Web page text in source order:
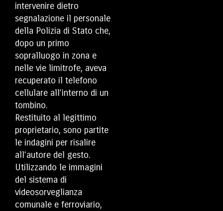
intervenire dietro
segnalazione il personale
della Polizia di Stato che,
dopo un primo
sopralluogo in zona e
nelle vie limitrofe, aveva
recuperato il telefono
cellulare all’interno di un
tombino.
Restituito al legittimo
proprietario, sono partite
le indagini per risalire
all’autore del gesto.
Utilizzando le immagini
del sistema di
videosorveglianza
comunale e ferroviario,